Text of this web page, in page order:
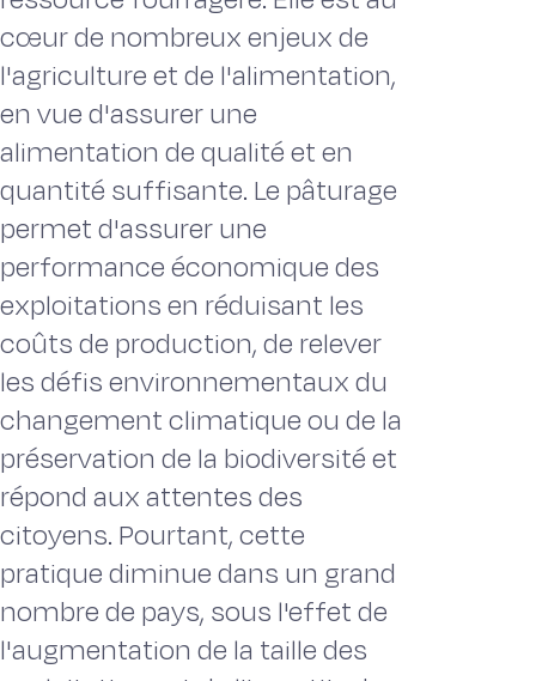
cœur de nombreux enjeux de
l'agriculture et de l'alimentation,
en vue d'assurer une
alimentation de qualité et en
quantité suffisante. Le pâturage
permet d'assurer une
performance économique des
exploitations en réduisant les
coûts de production, de relever
les défis environnementaux du
changement climatique ou de la
préservation de la biodiversité et
répond aux attentes des
citoyens. Pourtant, cette
pratique diminue dans un grand
nombre de pays, sous l'effet de
l'augmentation de la taille des